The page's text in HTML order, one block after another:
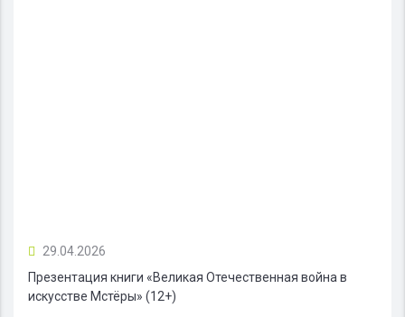
29.04.2026
Презентация книги «Великая Отечественная война в
искусстве Мстёры» (12+)